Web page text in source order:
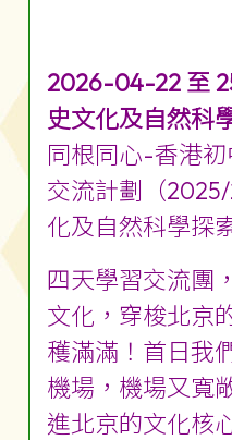
2026-04-22 至
史文化及自然科
同根同心-香港
交流計劃（
化及自然科學探
四天學習交流團
文化，穿梭北京
穫滿滿！首日我
機場，機場又寬
進北京的文化核